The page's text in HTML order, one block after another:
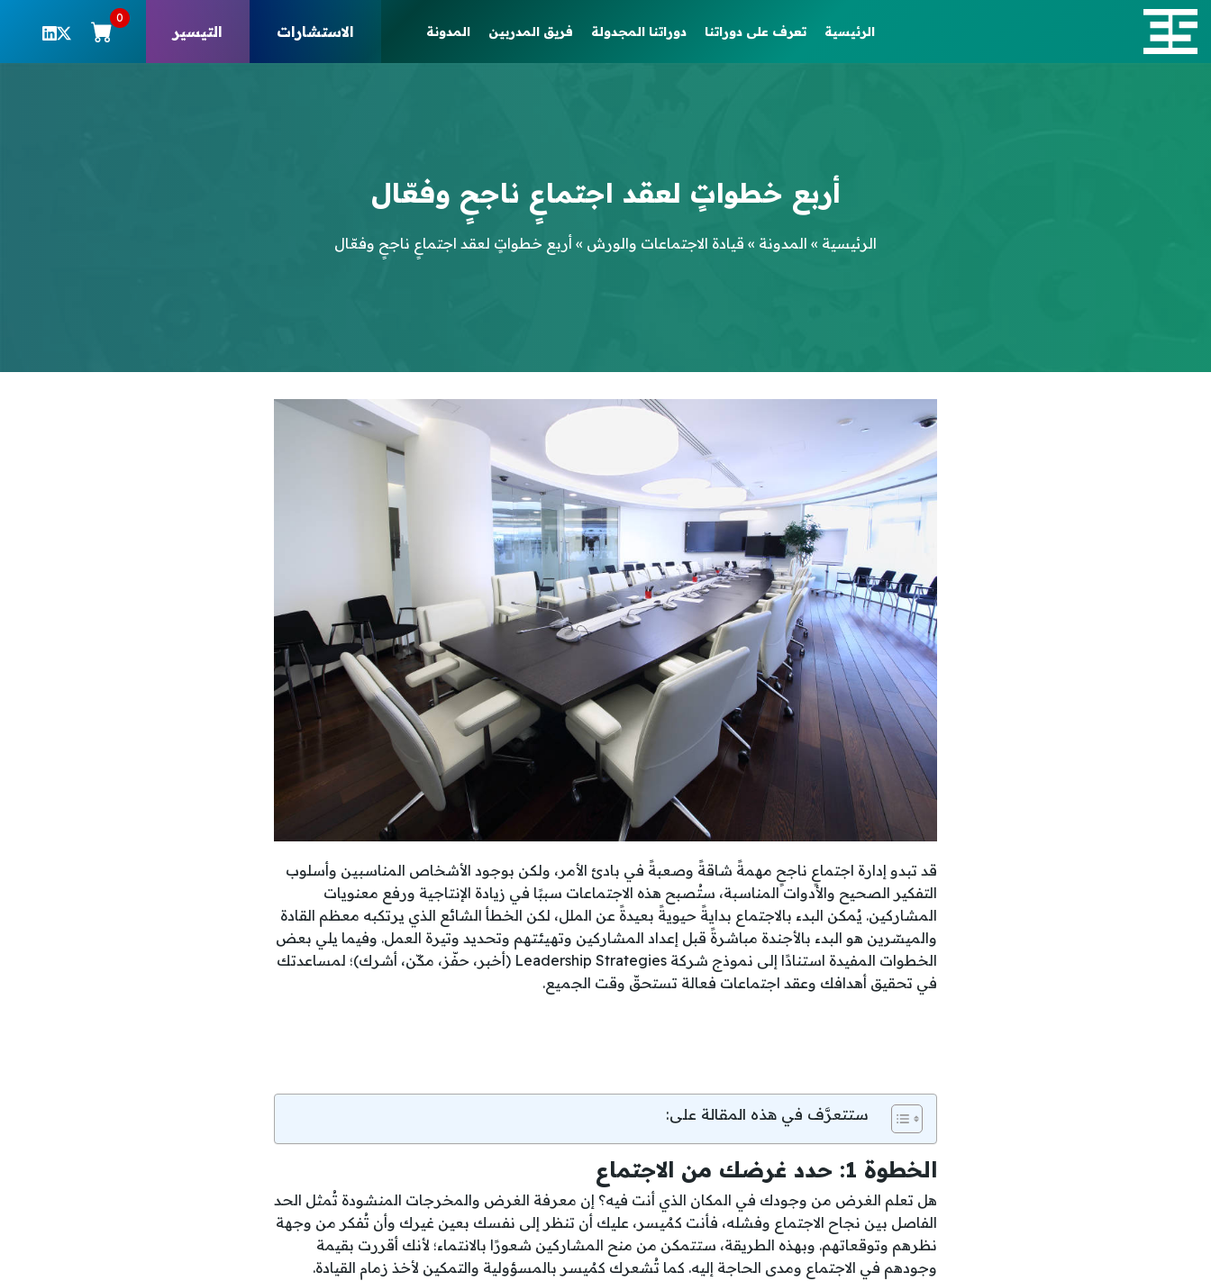
الرئيسية تعرف على دوراتنا دوراتنا المجدولة فريق المدربين المدونة الاستشارات التيسير
0
أربع خطواتٍ لعقد اجتماعٍ ناجحٍ وفعّال
الرئيسية » المدونة » قيادة الاجتماعات والورش » أربع خطواتٍ لعقد اجتماعٍ ناجحٍ وفعّال
قد تبدو إدارة اجتماعٍ ناجحٍ مهمةً شاقةً وصعبةً في بادئ الأمر، ولكن بوجود الأشخاص المناسبين وأسلوب
التفكير الصحيح والأدوات المناسبة، ستُصبح هذه الاجتماعات سببًا في زيادة الإنتاجية ورفع معنويات
المشاركين. يُمكن البدء بالاجتماع بدايةً حيويةً بعيدةً عن الملل، لكن الخطأ الشائع الذي يرتكبه معظم القادة
والميسّرين هو البدء بالأجندة مباشرةً قبل إعداد المشاركين وتهيئتهم وتحديد وتيرة العمل. وفيما يلي بعض
الخطوات المفيدة استنادًا إلى نموذج شركة Leadership Strategies (أخبر، حفّز، مكّن، أشرك)؛ لمساعدتك
في تحقيق أهدافك وعقد اجتماعات فعالة تستحقّ وقت الجميع.
ستتعرَّف في هذه المقالة على:
الخطوة 1: حدد غرضك من الاجتماع
هل تعلم الغرض من وجودك في المكان الذي أنت فيه؟ إن معرفة الغرض والمخرجات المنشودة تُمثل الحد
الفاصل بين نجاح الاجتماع وفشله، فأنت كمُيسر، عليك أن تنظر إلى نفسك بعين غيرك وأن تُفكر من وجهة
نظرهم وتوقعاتهم. وبهذه الطريقة، ستتمكن من منح المشاركين شعورًا بالانتماء؛ لأنك أقررت بقيمة
وجودهم في الاجتماع ومدى الحاجة إليه. كما تُشعرك كمُيسر بالمسؤولية والتمكين لأخذ زمام القيادة.